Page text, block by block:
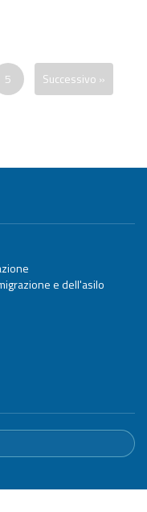
5 Successivo »
e dell'asilo